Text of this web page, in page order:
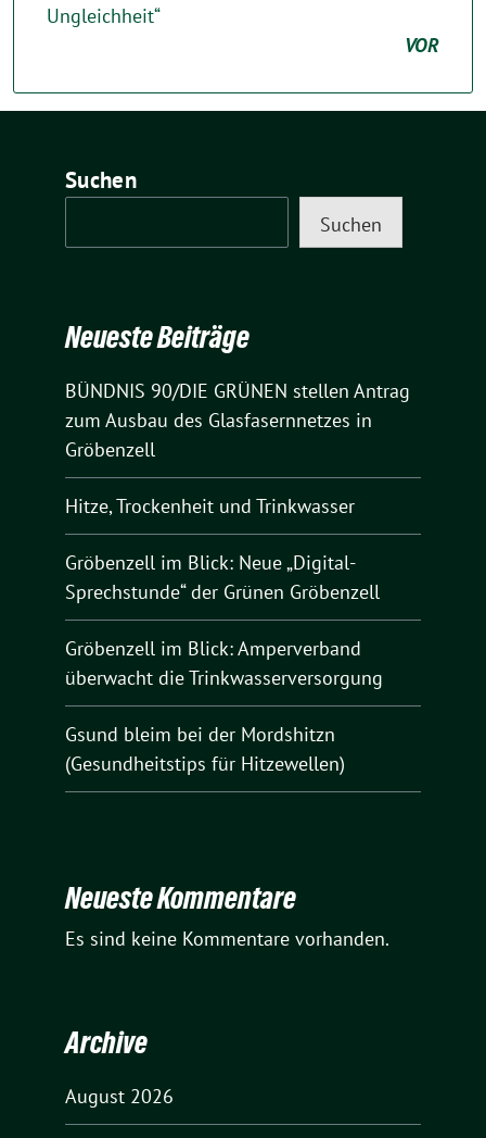
Ungleichheit“
VOR
Suchen
Suchen
Neueste Beiträge
BÜNDNIS 90/DIE GRÜNEN stellen Antrag
zum Ausbau des Glasfasernnetzes in
Gröbenzell
Hitze, Trockenheit und Trinkwasser
Gröbenzell im Blick: Neue „Digital-
Sprechstunde“ der Grünen Gröbenzell
Gröbenzell im Blick: Amperverband
überwacht die Trinkwasserversorgung
Gsund bleim bei der Mordshitzn
(Gesundheitstips für Hitzewellen)
Neueste Kommentare
Es sind keine Kommentare vorhanden.
Archive
August 2026